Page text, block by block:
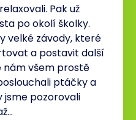
Pak už
po okolí školky.
velké závody, které
a postavit další
nám všem prostě
ptáčky a
jsme pozorovali